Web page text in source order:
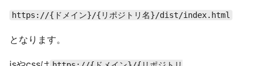
https://{ドメイン}/{リポジトリ名}/dist/index.html
となります。